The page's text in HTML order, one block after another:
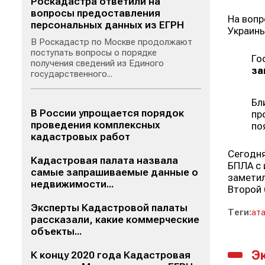
На
БПЛА с
Второй
Теги:
вопросы предоставления
персональных данных из ЕГРН
В Роскадастр по Москве продолжают
поступать вопросы о порядке
получения сведений из Единого
государственного...
В России упрощается порядок
проведения комплексных
кадастровых работ
Кадастровая палата назвала
самые запрашиваемые данные о
недвижимости...
Эксперты Кадастровой палаты
рассказали, какие коммерческие
объекты...
К концу 2020 года Кадастровая